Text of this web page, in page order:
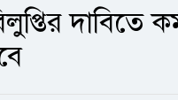
দাবিতে